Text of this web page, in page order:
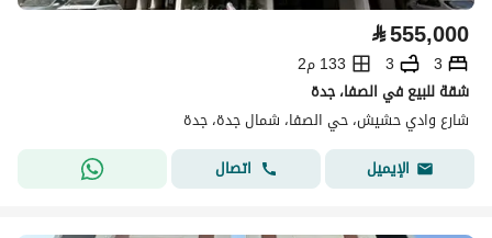
⃁555,000
3
3
133 م2
شقة للبيع في الصفا، جدة
شارع وادي حشيش، حي الصفا، شمال جدة، جدة
الإيميل
اتصال